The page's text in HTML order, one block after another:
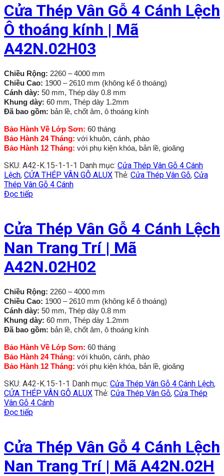
Cửa Thép Vân Gỗ 4 Cánh Lệch
Ô thoáng kính | Mã
A42N.02H03
Chiều Rộng: 2260 – 4000 mm
Chiều Cao: 1900 – 2610 mm (không kể ô thoáng)
Cánh dày: 50 mm, Thép dày 0.8 mm
Khung dày: 60 mm, Thép dày 1.2mm
Đã bao gồm: bản lề, chốt âm, ô thoáng kính
Bảo Hành Về Lớp Sơn: 60 tháng
Bảo Hành 24 Tháng: với khuôn, cánh, phào
Bảo Hành 12 Tháng: với phụ kiện khóa, bản lề, gioăng
SKU: A42-K.15-1-1-1 Danh mục: Cửa Thép Vân Gỗ 4 Cánh
Lệch, CỬA THÉP VÂN GỖ ALUX Thẻ: Cửa Thép Vân Gỗ, Cửa
Thép Vân Gỗ 4 Cánh
Đọc tiếp
Cửa Thép Vân Gỗ 4 Cánh Lệch
Nan Trang Trí | Mã
A42N.02H02
Chiều Rộng: 2260 – 4000 mm
Chiều Cao: 1900 – 2610 mm (không kể ô thoáng)
Cánh dày: 50 mm, Thép dày 0.8 mm
Khung dày: 60 mm, Thép dày 1.2mm
Đã bao gồm: bản lề, chốt âm, ô thoáng kính
Bảo Hành Về Lớp Sơn: 60 tháng
Bảo Hành 24 Tháng: với khuôn, cánh, phào
Bảo Hành 12 Tháng: với phụ kiện khóa, bản lề, gioăng
SKU: A42-K.15-1-1 Danh mục: Cửa Thép Vân Gỗ 4 Cánh Lệch,
CỬA THÉP VÂN GỖ ALUX Thẻ: Cửa Thép Vân Gỗ, Cửa Thép
Vân Gỗ 4 Cánh
Đọc tiếp
Cửa Thép Vân Gỗ 4 Cánh Lệch
Nan Trang Trí | Mã A42N.02H